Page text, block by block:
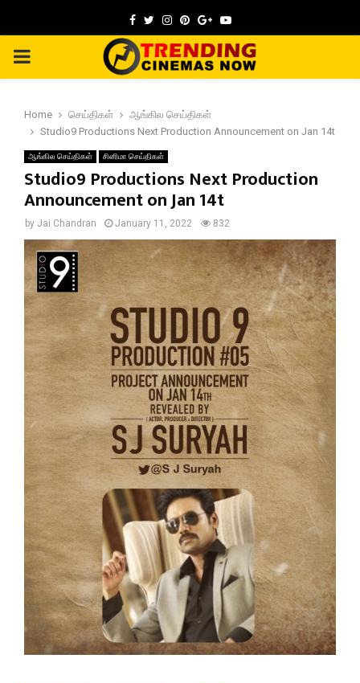
Facebook
TwitterInstagram
Pinterest
GoogleYoutube
PRIMARY
Home செய்திகள்
ஆங்கில செய்திகள்
Studio9 Productions Next Production Announcement on Jan 14t
ஆங்கில செய்திகள் சினிமா செய்திகள்
Studio9 Productions Next Production
Announcement on Jan 14t
by Jai Chandran January 11, 2022 832